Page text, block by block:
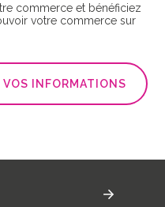
commerce et bénéficiez
votre commerce sur
INFORMATIONS